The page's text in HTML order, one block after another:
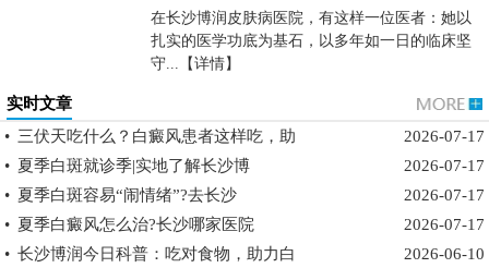
在长沙博润皮肤病医院，有这样一位医者：她以
扎实的医学功底为基石，以多年如一日的临床坚
守...【详情】
实时文章
• 三伏天吃什么？白癜风患者这样吃，助
2026-07-17
• 夏季白斑就诊季|实地了解长沙博
2026-07-17
• 夏季白斑容易“闹情绪”?去长沙
2026-07-17
• 夏季白癜风怎么治?长沙哪家医院
2026-07-17
• 长沙博润今日科普：吃对食物，助力白
2026-06-10